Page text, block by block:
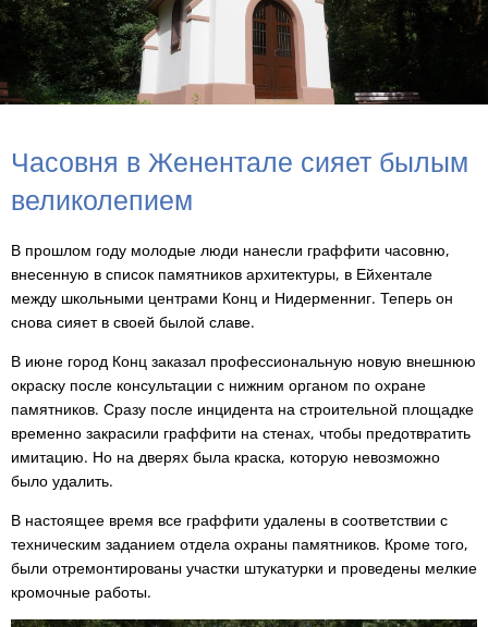
Часовня в Женентале сияет былым
великолепием
В прошлом году молодые люди нанесли граффити часовню,
внесенную в список памятников архитектуры, в Ейхентале
между школьными центрами Конц и Нидерменниг. Теперь он
снова сияет в своей былой славе.
В июне город Конц заказал профессиональную новую внешнюю
окраску после консультации с нижним органом по охране
памятников. Сразу после инцидента на строительной площадке
временно закрасили граффити на стенах, чтобы предотвратить
имитацию. Но на дверях была краска, которую невозможно
было удалить.
В настоящее время все граффити удалены в соответствии с
техническим заданием отдела охраны памятников. Кроме того,
были отремонтированы участки штукатурки и проведены мелкие
кромочные работы.